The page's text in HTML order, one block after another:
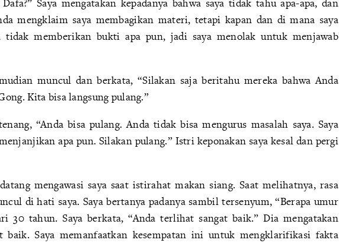
Saya mengatakan kepadanya bahwa saya tidak tahu apa-apa, dan
mengklaim saya membagikan materi, tetapi kapan dan di mana saya
tidak memberikan bukti apa pun, jadi saya menolak untuk menjawab
muncul dan berkata, “Silakan saja beritahu mereka bahwa Anda
Kita bisa langsung pulang.”
“Anda bisa pulang. Anda tidak bisa mengurus masalah saya. Saya
apa pun. Silakan pulang.” Istri keponakan saya kesal dan pergi
mengawasi saya saat istirahat makan siang. Saat melihatnya, rasa
di hati saya. Saya bertanya padanya sambil tersenyum, “Berapa umur
30 tahun. Saya berkata, “Anda terlihat sangat baik.” Dia mengatakan
baik. Saya memanfaatkan kesempatan ini untuk mengklarifikasi fakta